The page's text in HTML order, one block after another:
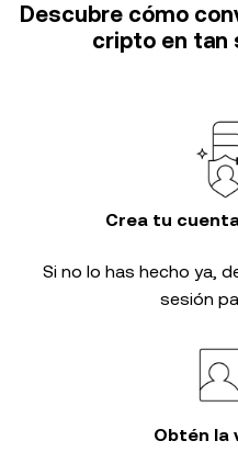
Descubre cómo
cripto en tan
Crea tu
Si no lo has hecho ya,
sesión
Obtén la